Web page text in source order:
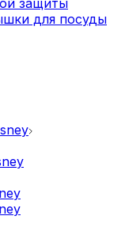
для посуды